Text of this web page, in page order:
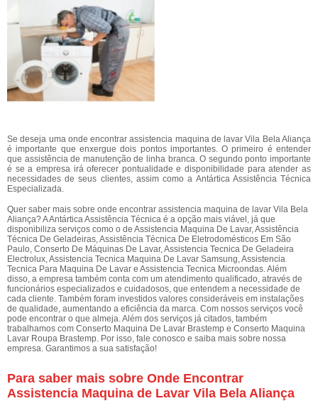
Se deseja uma onde encontrar assistencia maquina de lavar Vila Bela Aliança
é importante que enxergue dois pontos importantes. O primeiro é entender
que assistência de manutenção de linha branca. O segundo ponto importante
é se a empresa irá oferecer pontualidade e disponibilidade para atender as
necessidades de seus clientes, assim como a Antártica Assistência Técnica
Especializada.
Quer saber mais sobre onde encontrar assistencia maquina de lavar Vila Bela
Aliança? A Antártica Assistência Técnica é a opção mais viável, já que
disponibiliza serviços como o de Assistencia Maquina De Lavar, Assistência
Técnica De Geladeiras, Assistência Técnica De Eletrodomésticos Em São
Paulo, Conserto De Máquinas De Lavar, Assistencia Tecnica De Geladeira
Electrolux, Assistencia Tecnica Maquina De Lavar Samsung, Assistencia
Tecnica Para Maquina De Lavar e Assistencia Tecnica Microondas. Além
disso, a empresa também conta com um atendimento qualificado, através de
funcionários especializados e cuidadosos, que entendem a necessidade de
cada cliente. Também foram investidos valores consideráveis em instalações
de qualidade, aumentando a eficiência da marca. Com nossos serviços você
pode encontrar o que almeja. Além dos serviços já citados, também
trabalhamos com Conserto Maquina De Lavar Brastemp e Conserto Maquina
Lavar Roupa Brastemp. Por isso, fale conosco e saiba mais sobre nossa
empresa. Garantimos a sua satisfação!
Para saber mais sobre Onde Encontrar
Assistencia Maquina de Lavar Vila Bela Aliança